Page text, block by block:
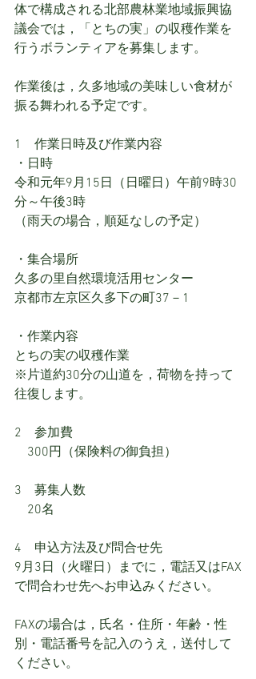
体で構成される北部農林業地域振興協
議会では，「とちの実」の収穫作業を
行うボランティアを募集します。
作業後は，久多地域の美味しい食材が
振る舞われる予定です。
1　作業日時及び作業内容
・日時
令和元年9月15日（日曜日）午前9時30
分～午後3時
（雨天の場合，順延なしの予定）
・集合場所
久多の里自然環境活用センター
京都市左京区久多下の町37－1
・作業内容
とちの実の収穫作業
※片道約30分の山道を，荷物を持って
往復します。
2　参加費
300円（保険料の御負担）
3　募集人数
20名
4　申込方法及び問合せ先
9月3日（火曜日）までに，電話又はFAX
で問合わせ先へお申込みください。
FAXの場合は，氏名・住所・年齢・性
別・電話番号を記入のうえ，送付して
ください。